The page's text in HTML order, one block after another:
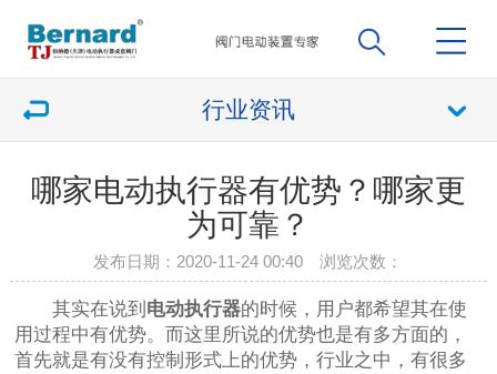
行业资讯
哪家电动执行器有优势？哪家更
为可靠？
发布日期：2020-11-24 00:40 浏览次数：
其实在说到 电动执行器的时候，用户都希望其在使
用过程中有优势。而这里所说的优势也是有多方面的，
首先就是有没有控制形式上的优势，行业之中，有很多